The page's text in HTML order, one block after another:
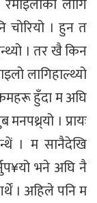
चोरियो । हुन त
। तर खै किन
लागिहाल्थ्यो
हुँदा म अघि
। प्रायः
। म सानैदेखि
भने अघि नै
। अहिले पनि म